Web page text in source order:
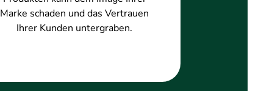
Marke schaden und das Vertrauen
Ihrer Kunden untergraben.